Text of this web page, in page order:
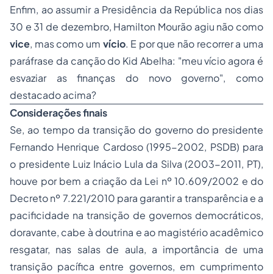
Enfim, ao assumir a Presidência da República nos dias
30 e 31 de dezembro, Hamilton Mourão agiu não como
vice, mas como um vício. E por que não recorrer a uma
paráfrase da canção do Kid Abelha: "meu vício agora é
esvaziar as finanças do novo governo", como
destacado acima?
Considerações finais
Se, ao tempo da transição do governo do presidente
Fernando Henrique Cardoso (1995-2002, PSDB) para
o presidente Luiz Inácio Lula da Silva (2003-2011, PT),
houve por bem a criação da Lei nº 10.609/2002 e do
Decreto nº 7.221/2010 para garantir a transparência e a
pacificidade na transição de governos democráticos,
doravante, cabe à doutrina e ao magistério acadêmico
resgatar, nas salas de aula, a importância de uma
transição pacífica entre governos, em cumprimento